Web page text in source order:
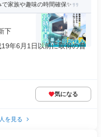
家族や趣味の時間確保✨
下
年6月1日以前に取得の普
気になる
を見る